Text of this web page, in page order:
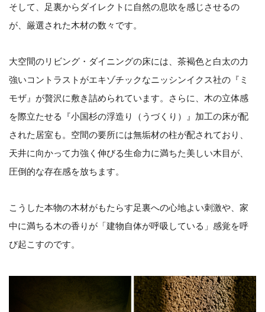
そして、足裏からダイレクトに自然の息吹を感じさせるの
が、厳選された木材の数々です。
大空間のリビング・ダイニングの床には、茶褐色と白太の力
強いコントラストがエキゾチックなニッシンイクス社の『ミ
モザ』が贅沢に敷き詰められています。さらに、木の立体感
を際立たせる『小国杉の浮造り（うづくり）』加工の床が配
された居室も。空間の要所には無垢材の柱が配されており、
天井に向かって力強く伸びる生命力に満ちた美しい木目が、
圧倒的な存在感を放ちます。
こうした本物の木材がもたらす足裏への心地よい刺激や、家
中に満ちる木の香りが「建物自体が呼吸している」感覚を呼
び起こすのです。